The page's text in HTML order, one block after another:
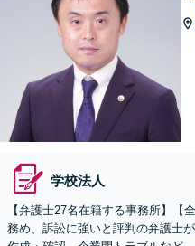
学校法人
【弁護士27名在籍する事務所】【
務め、訴訟に強いと評判の弁護士